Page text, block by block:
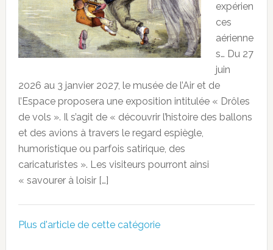
expérien
ces
aérienne
s… Du 27
juin
2026 au 3 janvier 2027, le musée de l’Air et de
l’Espace proposera une exposition intitulée « Drôles
de vols ». Il s’agit de « découvrir l’histoire des ballons
et des avions à travers le regard espiègle,
humoristique ou parfois satirique, des
caricaturistes ». Les visiteurs pourront ainsi
« savourer à loisir […]
Plus d'article de cette catégorie